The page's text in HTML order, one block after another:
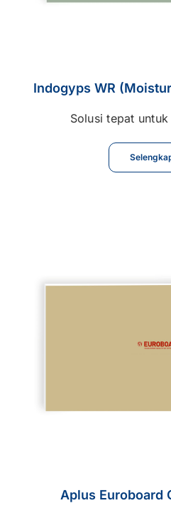
Indogyps WR
Solusi tepat
Aplus Euroboard